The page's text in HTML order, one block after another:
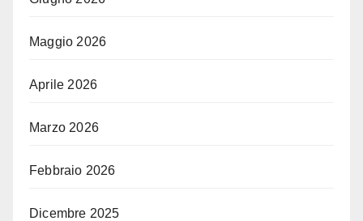
Maggio 2026
Aprile 2026
Marzo 2026
Febbraio 2026
Dicembre 2025